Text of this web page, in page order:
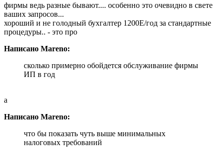
фирмы ведь разные бывают.... особенно это очевидно в свете
ваших запросов...
хороший и не голодный бухгалтер 1200Е/год за стандартные
процедуры.. - это про
Написано Mareno:
сколько примерно обойдется обслуживание фирмы
ИП в год
а
Написано Mareno:
что бы показать чуть выше минимальных
налоговых требований